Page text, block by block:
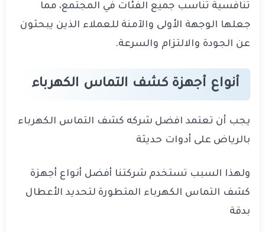
تنافسية تناسب جميع الفئات في المجتمع، مما
جعلها الوجهة الأولى والآمنة للعملاء الذين يبحثون
عن الجودة والالتزام والسرعة.
أنواع أجهزة كشف التماس الكهرباء
يجب أن تعتمد افضل شركه كشف التماس الكهرباء
بالرياض على أدوات حديثة
ولهذا السبب تستخدم شركتنا أفضل أنواع أجهزة
كشف التماس الكهرباء المتطورة لتحديد الأعطال
بدقة